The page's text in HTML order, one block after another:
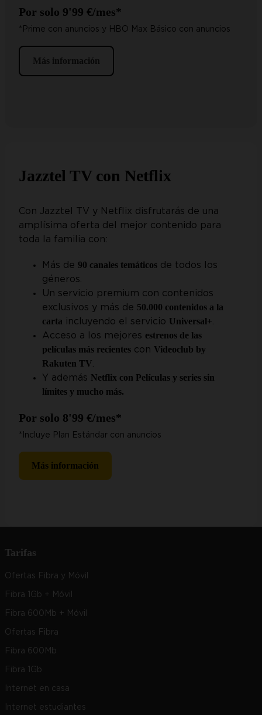
Por solo 9'99 €/mes*
*Prime con anuncios y HBO Max Básico con anuncios
Más información
Jazztel TV con Netflix
Con Jazztel TV y Netflix disfrutarás de una
amplísima oferta del mejor contenido para
toda la familia con:
Más de 90 canales temáticos de todos los
géneros.
Un servicio premium con contenidos
exclusivos y más de 50.000 contenidos a la
carta incluyendo el servicio Universal+.
Acceso a los mejores estrenos de las
películas más recientes con Videoclub by
Rakuten TV.
Y además Netflix con Películas y series sin
límites y mucho más.
Por solo 8'99 €/mes*
*Incluye Plan Estándar con anuncios
Más información
Tarifas
Ofertas Fibra y Móvil
Fibra 1Gb + Móvil
Fibra 600Mb + Móvil
Ofertas Fibra
Fibra 600Mb
Fibra 1Gb
Internet en casa
Internet estudiantes